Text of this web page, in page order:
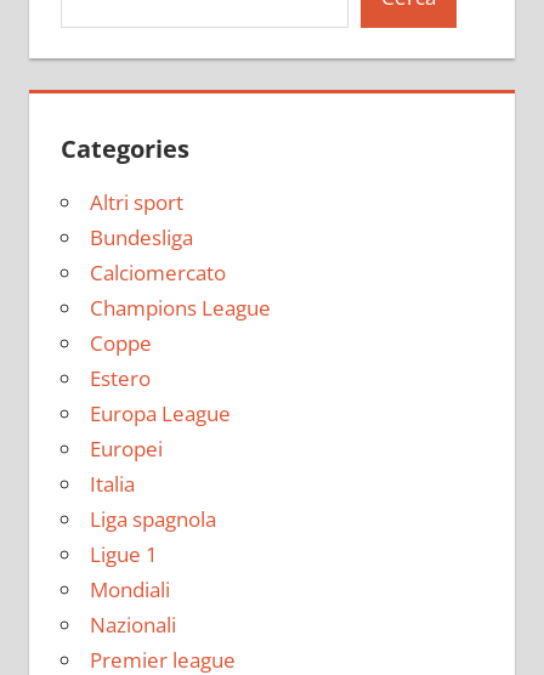
Categories
Altri sport
Bundesliga
Calciomercato
Champions League
Coppe
Estero
Europa League
Europei
Italia
Liga spagnola
Ligue 1
Mondiali
Nazionali
Premier league